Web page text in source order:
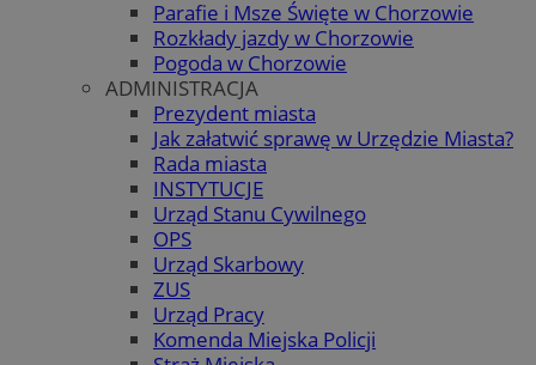
Parafie i Msze Święte w Chorzowie
Rozkłady jazdy w Chorzowie
Pogoda w Chorzowie
ADMINISTRACJA
Prezydent miasta
Jak załatwić sprawę w Urzędzie Miasta?
Rada miasta
INSTYTUCJE
Urząd Stanu Cywilnego
OPS
Urząd Skarbowy
ZUS
Urząd Pracy
Komenda Miejska Policji